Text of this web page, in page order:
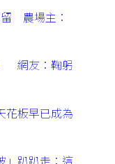
農場主：
網友：鞠躬
板早已成為
」趴趴走：這